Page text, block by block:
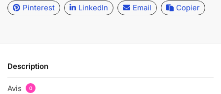
Pinterest LinkedIn Email Copier
Description
Avis 0